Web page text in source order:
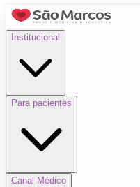
Institucional
Para pacientes
Canal Médico